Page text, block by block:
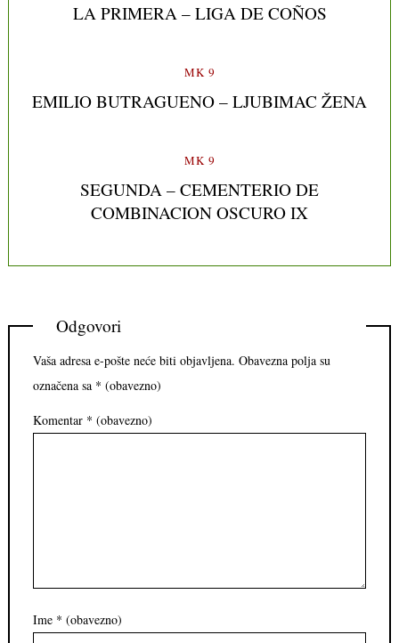
LA PRIMERA – LIGA DE COÑOS
MK 9
EMILIO BUTRAGUENO – LJUBIMAC ŽENA
MK 9
SEGUNDA – CEMENTERIO DE
COMBINACION OSCURO IX
Odgovori
Vaša adresa e-pošte neće biti objavljena. Obavezna polja su
označena sa * (obavezno)
Komentar * (obavezno)
Ime * (obavezno)